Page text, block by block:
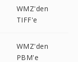
WMZ'den
TIFF'e
WMZ'den
PBM'e